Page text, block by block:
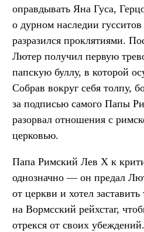
оправдывать Яна Гуса,
о дурном наследии
разразился проклятиями.
Лютер получил первую
папскую буллу, в которой
Собрав вокруг себя толпу,
за подписью самого Папы
разорвал отношения с
церковью.
Папа Римский Лев X к
однозначно — он предал
от церкви и хотел заставить
на Вормсский рейхстаг,
отрекся от своих убеждений.